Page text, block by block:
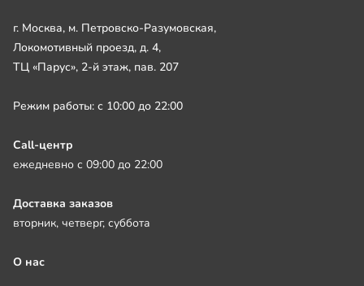
г. Москва, м. Петровско-Разумовская,
Локомотивный проезд, д. 4,
ТЦ «Парус», 2-й этаж, пав. 207
Режим работы: с 10:00 до 22:00
Call-центр
ежедневно с 09:00 до 22:00
Доставка заказов
вторник, четверг, суббота
О нас